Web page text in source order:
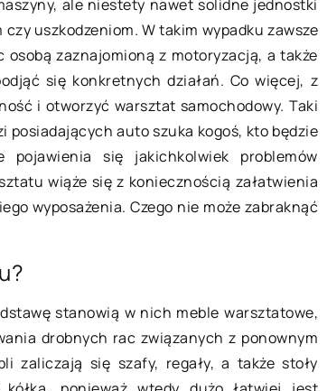
ale niestety nawet solidne jednostki
uszkodzeniom. W takim wypadku zawsze
zaznajomioną z motoryzacją, a także
się konkretnych działań. Co więcej, z
i otworzyć warsztat samochodowy. Taki
posiadających auto szuka kogoś, kto będzie
się jakichkolwiek problemów
wiąże się z koniecznością załatwienia
wyposażenia. Czego nie może zabraknąć
stanowią w nich meble warsztatowe,
drobnych rac związanych z ponownym
zaliczają się szafy, regały, a także stoły
by
nie
20 września 2019
Jak uspokoić nadpobudliwe
dziecko?
niemowlęctwa to niezwykle
czas. […]